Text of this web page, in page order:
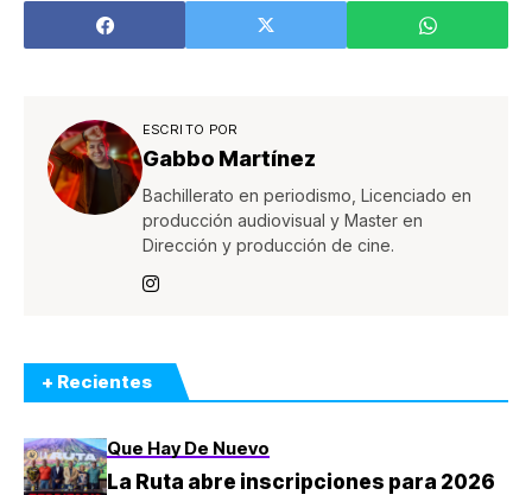
donación de pollo
frito
ESCRITO POR
Gabbo Martínez
Bachillerato en periodismo, Licenciado en
producción audiovisual y Master en
Dirección y producción de cine.
+ Recientes
Que Hay De Nuevo
La Ruta abre inscripciones para 2026